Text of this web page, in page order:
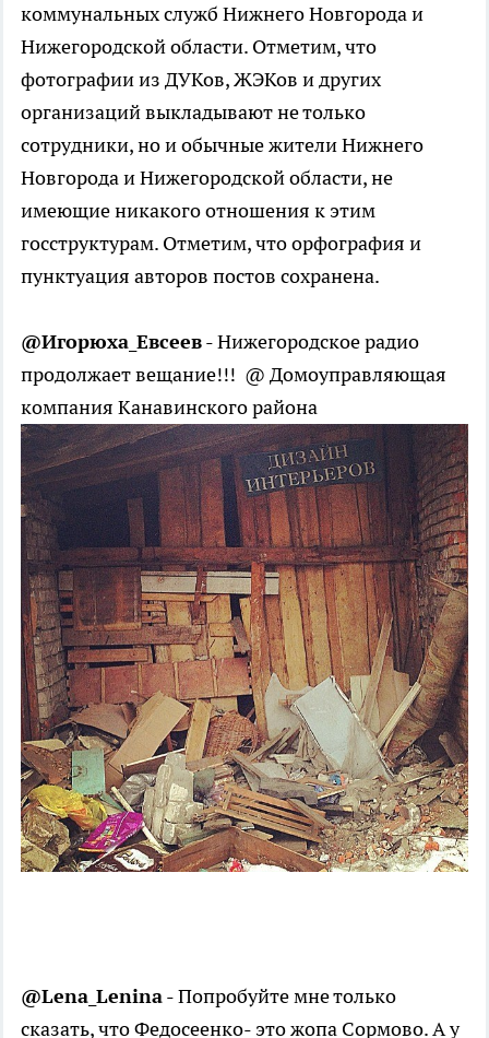
коммунальных служб Нижнего Новгорода и
Нижегородской области. Отметим, что
фотографии из ДУКов, ЖЭКов и других
организаций выкладывают не только
сотрудники, но и обычные жители Нижнего
Новгорода и Нижегородской области, не
имеющие никакого отношения к этим
госструктурам. Отметим, что орфография и
пунктуация авторов постов сохранена.
@Игорюха_Евсеев- Нижегородское радио
продолжает вещание!!! @ Домоуправляющая
компания Канавинского района
@Lena_Lenina- Попробуйте мне только
сказать, что Федосеенко- это жопа Сормово. А у